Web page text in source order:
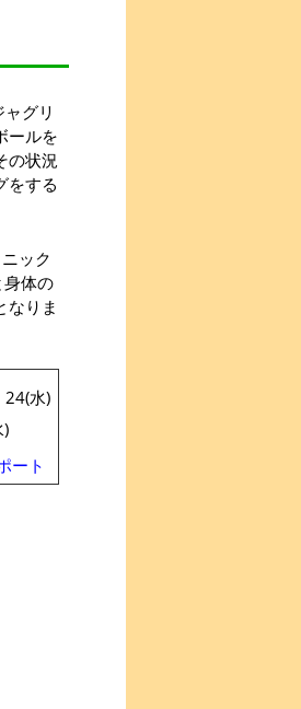
グリ
ールを
の状況
をする
ック
体の
なりま
24(水)
ート